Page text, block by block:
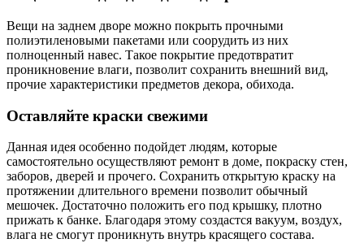
Вещи на заднем дворе можно покрыть прочными
полиэтиленовыми пакетами или соорудить из них
полноценный навес. Такое покрытие предотвратит
проникновение влаги, позволит сохранить внешний вид,
прочие характеристики предметов декора, обихода.
Оставляйте краски свежими
Данная идея особенно подойдет людям, которые
самостоятельно осуществляют ремонт в доме, покраску стен,
заборов, дверей и прочего. Сохранить открытую краску на
протяжении длительного времени позволит обычный
мешочек. Достаточно положить его под крышку, плотно
прижать к банке. Благодаря этому создастся вакуум, воздух,
влага не смогут проникнуть внутрь красящего состава.